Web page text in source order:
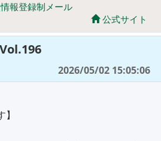
報登録制メール
公式サイト
2026/05/02 15:05:06